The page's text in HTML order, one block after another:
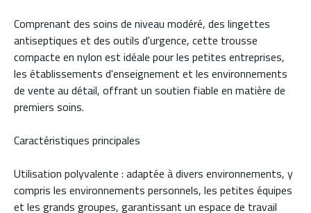
Comprenant des soins de niveau modéré, des lingettes
antiseptiques et des outils d'urgence, cette trousse
compacte en nylon est idéale pour les petites entreprises,
les établissements d'enseignement et les environnements
de vente au détail, offrant un soutien fiable en matière de
premiers soins.
Caractéristiques principales
Utilisation polyvalente : adaptée à divers environnements, y
compris les environnements personnels, les petites équipes
et les grands groupes, garantissant un espace de travail